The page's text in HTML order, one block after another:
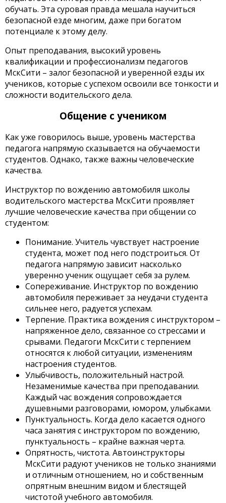
обучать. Эта суровая правда мешала научиться
безопасной езде многим, даже при богатом
потенциале к этому делу.
Опыт преподавания, высокий уровень
квалификации и профессионализм педагогов
МскСити – залог безопасной и уверенной езды их
учеников, которые с успехом освоили все тонкости и
сложности водительского дела.
Общение с учеником
Как уже говорилось выше, уровень мастерства
педагога напрямую сказывается на обучаемости
студентов. Однако, также важны человеческие
качества.
Инструктор по вождению автомобиля школы
водительского мастерства МскСити проявляет
лучшие человеческие качества при общении со
студентом:
Понимание. Учитель чувствует настроение
студента, может под него подстроиться. От
педагога напрямую зависит насколько
уверенно ученик ощущает себя за рулем.
Сопереживание. Инструктор по вождению
автомобиля переживает за неудачи студента
сильнее него, радуется успехам.
Терпение. Практика вождения с инструктором –
напряженное дело, связанное со стрессами и
срывами. Педагоги МскСити с терпением
относятся к любой ситуации, изменениям
настроения студентов.
Улыбчивость, положительный настрой.
Незаменимые качества при преподавании.
Каждый час вождения сопровождается
душевными разговорами, юмором, улыбками.
Пунктуальность. Когда дело касается одного
часа занятия с инструктором по вождению,
пунктуальность – крайне важная черта.
Опрятность, чистота. Автоинструкторы
МскСити радуют учеников не только знаниями
и отличным отношением, но и собственным
опрятным внешним видом и блестящей
чистотой учебного автомобиля.